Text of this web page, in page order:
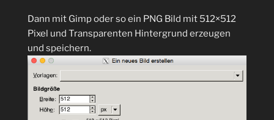
Dann mit Gimp oder so ein PNG Bild mit 512×512
Pixel und Transparenten Hintergrund erzeugen
und speichern.